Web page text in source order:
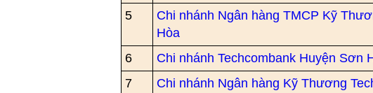
5
Chi nhánh Ngân hàng TMCP Kỹ
Hòa
6 Chi nhánh Techcombank Huyện Sơn
7
Chi nhánh Ngân hàng Kỹ Thương